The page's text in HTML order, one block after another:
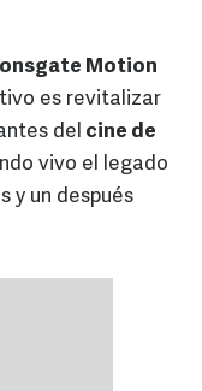
Motion
es revitalizar
del cine de
vivo el legado
y un después